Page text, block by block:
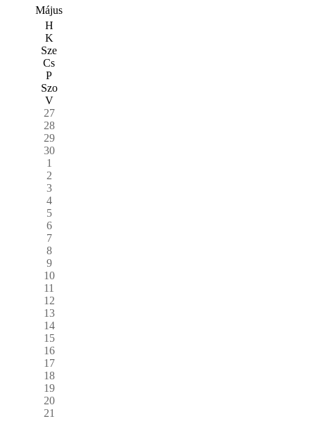
Május
H
K
Sze
Cs
P
Szo
V
27
28
29
30
1
2
3
4
5
6
7
8
9
10
11
12
13
14
15
16
17
18
19
20
21